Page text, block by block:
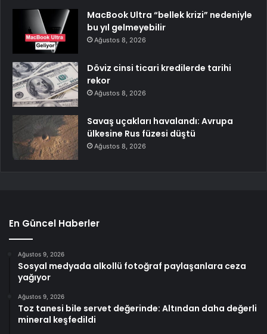
MacBook Ultra “bellek krizi” nedeniyle
bu yıl gelmeyebilir
Ağustos 8, 2026
Döviz cinsi ticari kredilerde tarihi
rekor
Ağustos 8, 2026
Savaş uçakları havalandı: Avrupa
ülkesine Rus füzesi düştü
Ağustos 8, 2026
En Güncel Haberler
Ağustos 9, 2026
Sosyal medyada alkollü fotoğraf paylaşanlara ceza
yağıyor
Ağustos 9, 2026
Toz tanesi bile servet değerinde: Altından daha değerli
mineral keşfedildi